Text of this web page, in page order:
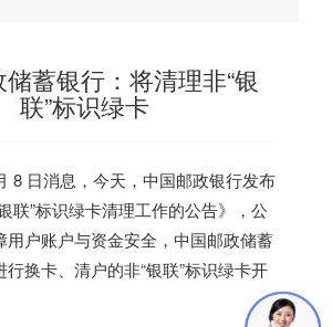
蓄银行：将清理非“银
联”标识绿卡
8 日消息，今天，中国邮政银行发布
联”标识绿卡清理工作的公告》，公
用户账户与资金安全，中国邮政储蓄
换卡、清户的非“银联”标识绿卡开